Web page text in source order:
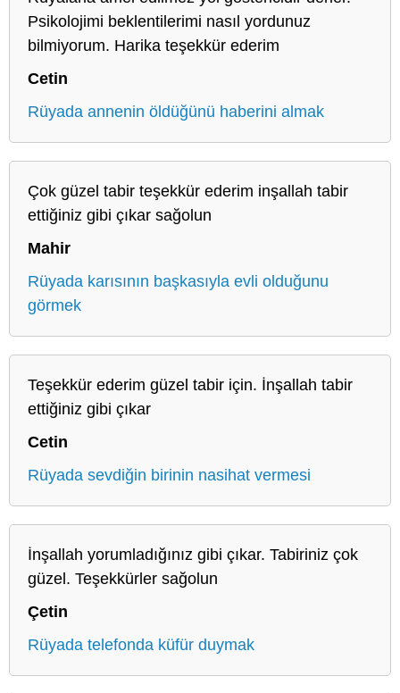
Psikolojimi beklentilerimi nasıl yordunuz
bilmiyorum. Harika teşekkür ederim
Cetin
Rüyada annenin öldüğünü haberini almak
Çok güzel tabir teşekkür ederim inşallah tabir
ettiğiniz gibi çıkar sağolun
Mahir
Rüyada karısının başkasıyla evli olduğunu
görmek
Teşekkür ederim güzel tabir için. İnşallah tabir
ettiğiniz gibi çıkar
Cetin
Rüyada sevdiğin birinin nasihat vermesi
İnşallah yorumladığınız gibi çıkar. Tabiriniz çok
güzel. Teşekkürler sağolun
Çetin
Rüyada telefonda küfür duymak